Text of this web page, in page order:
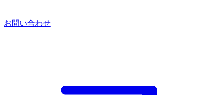
お問い合わせ